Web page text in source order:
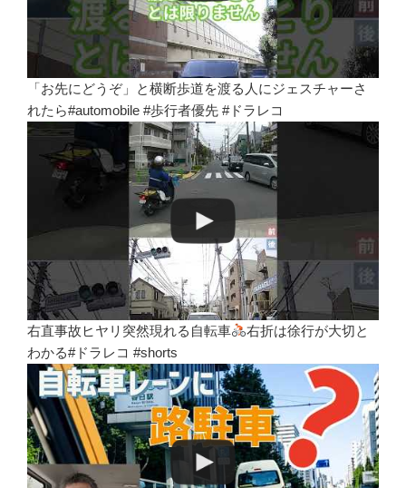
「お先にどうぞ」と横断歩道を渡る人にジェスチャーさ
れたら#automobile #歩行者優先 #ドラレコ
右直事故ヒヤリ突然現れる自転車
右折は徐行が大切と
わかる#ドラレコ #shorts